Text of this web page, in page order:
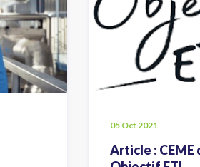
05 Oct 2021
Article : CEME